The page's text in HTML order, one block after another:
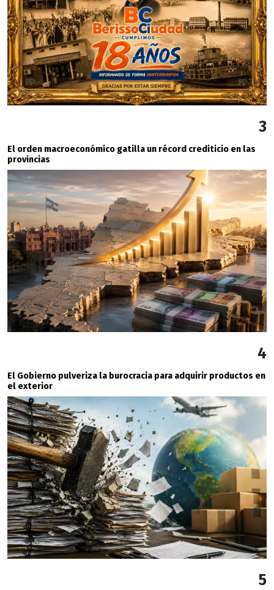
3
El orden macroeconómico gatilla un récord crediticio en las
provincias
4
El Gobierno pulveriza la burocracia para adquirir productos en
el exterior
5